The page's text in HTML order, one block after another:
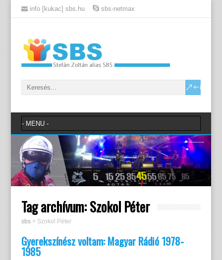
info [kukac] sbs.hu sbs-netmax
Tag archívum:Szokol Péter
sbs> Szokol Péter
Gyerekszínész voltam: Magyar Rádió 1978-
1985